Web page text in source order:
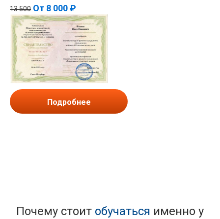
13 500 От 8 000 ₽
Подробнее
Почему стоит обучаться именно у